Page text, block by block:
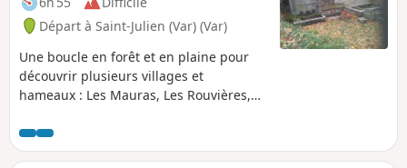
Départ à Saint-Julien (Var) (Var)
Une boucle en forêt et en plaine pour
découvrir plusieurs villages et
hameaux : Les Mauras, Les Rouvières,
et un retour par le Pas de Colle et le Clos
du Loup.